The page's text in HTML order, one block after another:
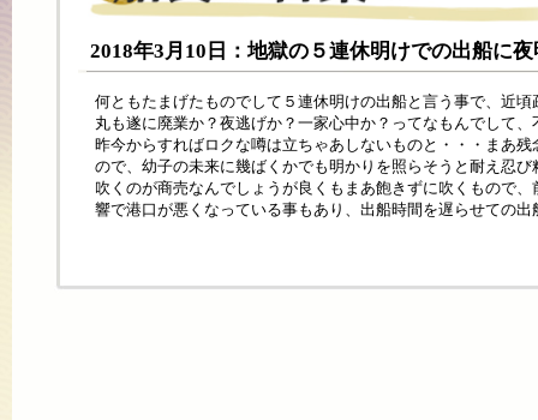
2018年3月10日：地獄の５連休明けでの出船に
何ともたまげたものでして５連休明けの出船と言う事で、近
丸も遂に廃業か？夜逃げか？一家心中か？ってなもんでして
昨今からすればロクな噂は立ちゃあしないものと・・・まあ
ので、幼子の未来に幾ばくかでも明かりを照らそうと耐え忍
吹くのが商売なんでしょうが良くもまあ飽きずに吹くもので
響で港口が悪くなっている事もあり、出船時間を遅らせての出